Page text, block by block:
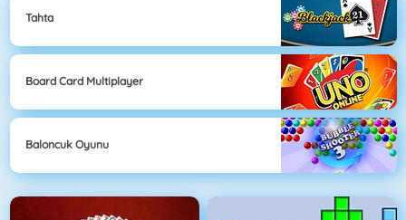
Tahta
Board Card Multiplayer
Baloncuk Oyunu